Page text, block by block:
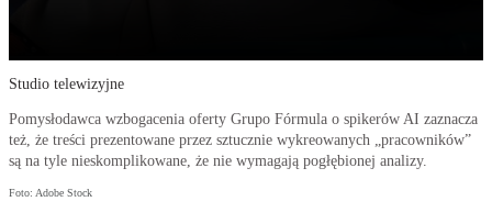
Studio telewizyjne
Pomysłodawca wzbogacenia oferty Grupo Fórmula o spikerów AI zaznacza
też, że treści prezentowane przez sztucznie wykreowanych „pracowników”
są na tyle nieskomplikowane, że nie wymagają pogłębionej analizy.
Foto: Adobe Stock